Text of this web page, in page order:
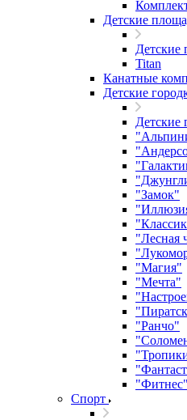
Детские
Детские
Titan
Канатные
Детские
Детские
"Замок"
"Лесная
"Магия"
"Мечта"
"Ранчо"
"Фитнес"
Спорт